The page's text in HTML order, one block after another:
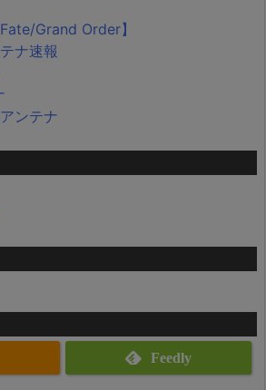
Grand Order】
ナ速報
ンテナ
Feedly